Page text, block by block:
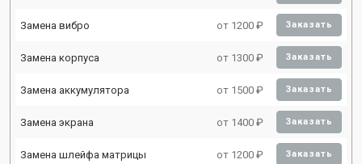
Замена вибро от 1200 ₽ Заказать
Замена корпуса от 1300 ₽ Заказать
Замена аккумулятора от 1500 ₽ Заказать
Замена экрана от 1400 ₽ Заказать
Замена шлейфа матрицы от 1200 ₽ Заказать